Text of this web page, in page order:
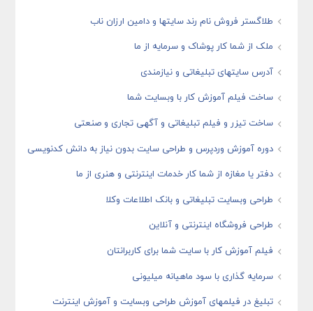
طلاگستر فروش نام رند سایتها و دامین ارزان ناب
ملک از شما کار پوشاک و سرمایه از ما
آدرس سایتهای تبلیغاتی و نیازمندی
ساخت فیلم آموزش کار با وبسایت شما
ساخت تیزر و فیلم تبلیغاتی و آگهی تجاری و صنعتی
دوره آموزش وردپرس و طراحی سایت بدون نیاز به دانش کدنویسی
دفتر یا مغازه از شما کار خدمات اینترنتی و هنری از ما
طراحی وبسایت تبلیغاتی و بانک اطلاعات وکلا
طراحی فروشگاه اینترنتی و آنلاین
فیلم آموزش کار با سایت شما برای کاربرانتان
سرمایه گذاری با سود ماهیانه میلیونی
تبلیغ در فیلمهای آموزش طراحی وبسایت و آموزش اینترنت